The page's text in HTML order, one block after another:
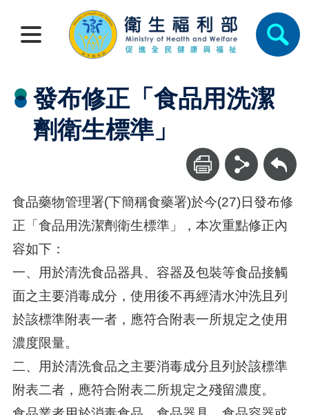
發布修正「食品用洗潔
劑衛生標準」
回上一頁
食品藥物管理署(下簡稱食藥署)於今(27)日發布修
正「食品用洗潔劑衛生標準」，本次重點修正內
容如下：
一、用於清洗食品器具、容器及包裝等食品接觸
面之主要消毒成分，使用後不再經清水沖洗且列
於該標準附表一者，應符合附表一所規定之使用
濃度限量。
二、用於清洗食品之主要消毒成分且列於該標準
附表二者，應符合附表二所規定之殘留濃度。